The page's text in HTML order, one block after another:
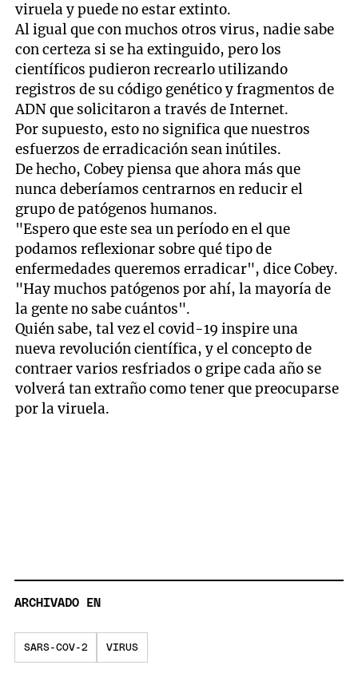
viruela y puede no estar extinto.
Al igual que con muchos otros virus, nadie sabe
con certeza si se ha extinguido, pero los
científicos pudieron recrearlo utilizando
registros de su código genético y fragmentos de
ADN que solicitaron a través de Internet.
Por supuesto, esto no significa que nuestros
esfuerzos de erradicación sean inútiles.
De hecho, Cobey piensa que ahora más que
nunca deberíamos centrarnos en reducir el
grupo de patógenos humanos.
"Espero que este sea un período en el que
podamos reflexionar sobre qué tipo de
enfermedades queremos erradicar", dice Cobey.
"Hay muchos patógenos por ahí, la mayoría de
la gente no sabe cuántos".
Quién sabe, tal vez el covid-19 inspire una
nueva revolución científica, y el concepto de
contraer varios resfriados o gripe cada año se
volverá tan extraño como tener que preocuparse
por la viruela.
ARCHIVADO EN
SARS-COV-2 VIRUS